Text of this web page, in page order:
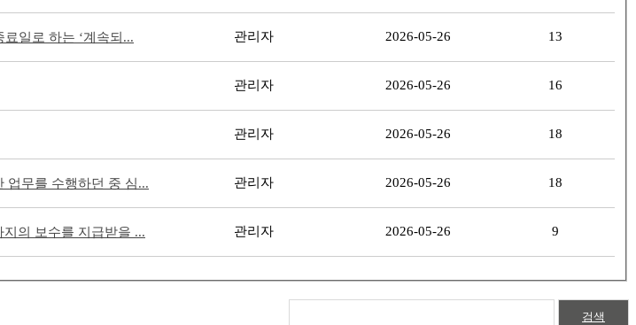
일로 하는 ‘계속되... 관리자 2026-05-26 13
관리자 2026-05-26 16
관리자 2026-05-26 18
업무를 수행하던 중 심... 관리자 2026-05-26 18
의 보수를 지급받을 ... 관리자 2026-05-26 9
검색